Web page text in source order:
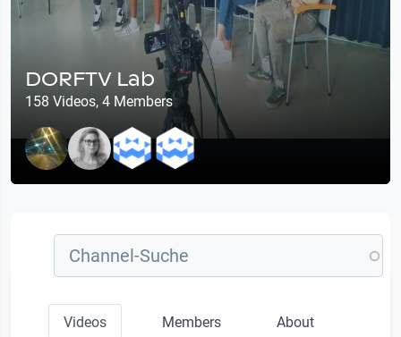
DORFTV Lab
158 Videos, 4 Members
Videos Members About